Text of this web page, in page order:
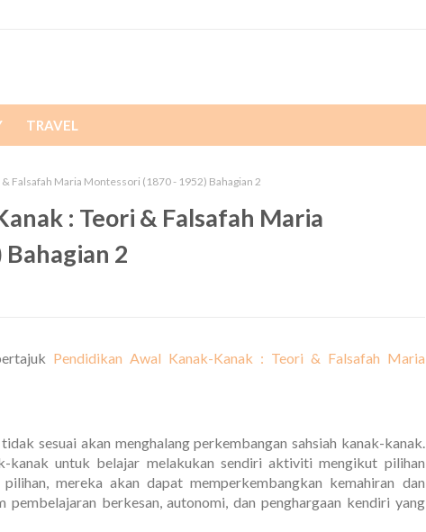
TRAVEL
Falsafah Maria Montessori (1870 - 1952) Bahagian 2
: Teori & Falsafah Maria
2
Pendidikan Awal Kanak-Kanak : Teori & Falsafah Maria
sesuai akan menghalang perkembangan sahsiah kanak-kanak.
kanak untuk belajar melakukan sendiri aktiviti mengikut pilihan
mereka akan dapat memperkembangkan kemahiran dan
pembelajaran berkesan, autonomi, dan penghargaan kendiri yang